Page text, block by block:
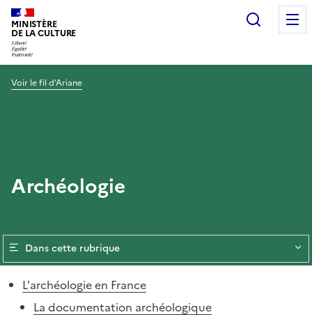
MINISTÈRE
DE LA CULTURE
Voir le fil d’Ariane
Archéologie
Dans cette rubrique
L'archéologie en France
La documentation archéologique